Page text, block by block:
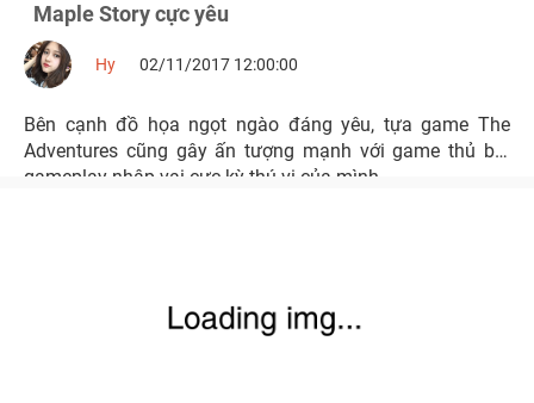
Maple Story cực yêu
Hy 02/11/2017 12:00:00
Bên cạnh đồ họa ngọt ngào đáng yêu, tựa game The
Adventures cũng gây ấn tượng mạnh với game thủ bởi
gameplay nhập vai cực kỳ thú vị của mình.